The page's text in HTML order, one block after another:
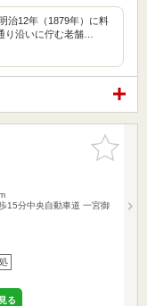
治12年（1879年）に料
り沿いに佇む老舗…
お気に入
りに追加
15分中央自動車道 一宮御
る